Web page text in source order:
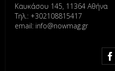
Καυκάσου 145, 11364 Αθήνα
Τηλ.: +302108815417
email: info@nowmag.gr